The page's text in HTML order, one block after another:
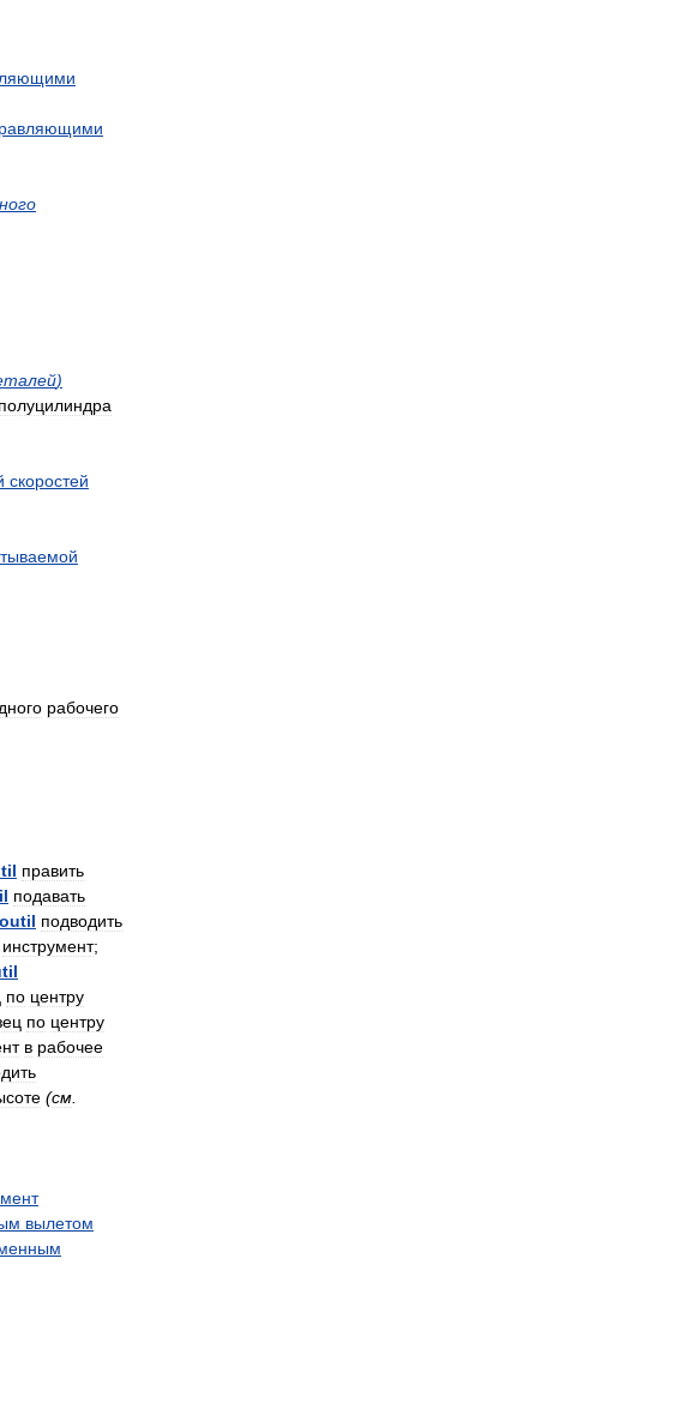
)
полуцилиндра
скоростей
рабочего
править
подавать
outil подводить
инструмент;
по центру
по центру
в рабочее
(см
вылетом